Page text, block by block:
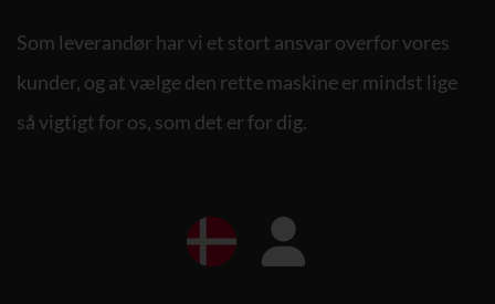
Som leverandør har vi et stort ansvar overfor vores
kunder, og at vælge den rette maskine er mindst lige
så vigtigt for os, som det er for dig.